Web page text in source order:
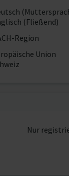
(Fließend)
Region
Union
Nur